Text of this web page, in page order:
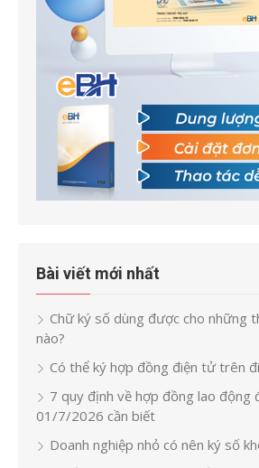
Bài viết mới nhất
Chữ ký số dùng được cho những
nào?
Có thể ký hợp đồng điện tử trên
7 quy định về hợp đồng lao động
01/7/2026 cần biết
Doanh nghiệp nhỏ có nên ký số